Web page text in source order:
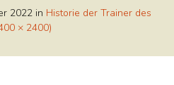
2022 in Historie der Trainer des
× 2400)